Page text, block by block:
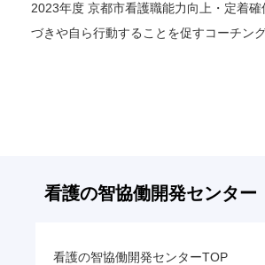
の
2023年度 京都市看護職能力向上・定着
づきや自ら行動することを促すコーチン
看護の智協働開発センター
看護の智協働開発センターTOP